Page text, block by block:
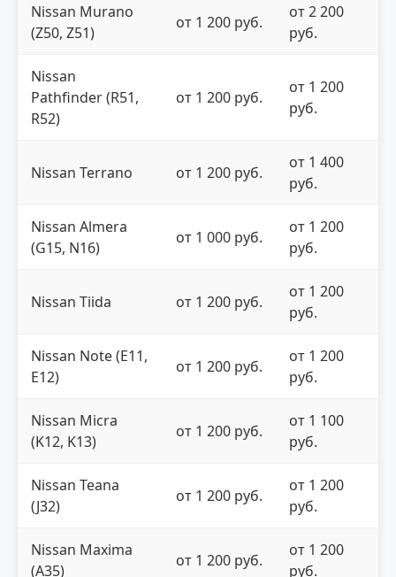
Nissan Murano
(Z50, Z51)
от 1 200 руб.
от 2 200
руб.
Nissan
Pathfinder (R51,
R52)
от 1 200 руб.
от 1 200
руб.
Nissan Terrano от 1 200 руб.
от 1 400
руб.
Nissan Almera
(G15, N16)
от 1 000 руб.
от 1 200
руб.
Nissan Tiida от 1 200 руб.
от 1 200
руб.
Nissan Note (E11,
E12)
от 1 200 руб.
от 1 200
руб.
Nissan Micra
(K12, K13)
от 1 200 руб.
от 1 100
руб.
Nissan Teana
(J32)
от 1 200 руб.
от 1 200
руб.
Nissan Maxima
(A35)
от 1 200 руб.
от 1 200
руб.